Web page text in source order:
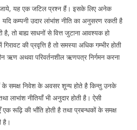
जाये, यह एक जटिल प्रश्न हैं। इसके लिए अनेक
यदि कम्पनी उदार लांभांश नीति का अनुसरण रकती है
तो बाह्य साधनों से वित्त जुटाना आवश्यक हो
की प्रवृत्ति है तो समस्या अधिक गम्भीर होती
ऋण अथवा परिवर्तनशील ऋणपत्र निर्गमन करना
के समक्ष निवेश के अवसर शून्य होते है किन्तु उनके
लाभांश नीतियाँ भी अनुदार होती है। ऐसी
एक रूढ़ि की भाँति होती है तथा प्रबन्धकों के समक्ष
है।